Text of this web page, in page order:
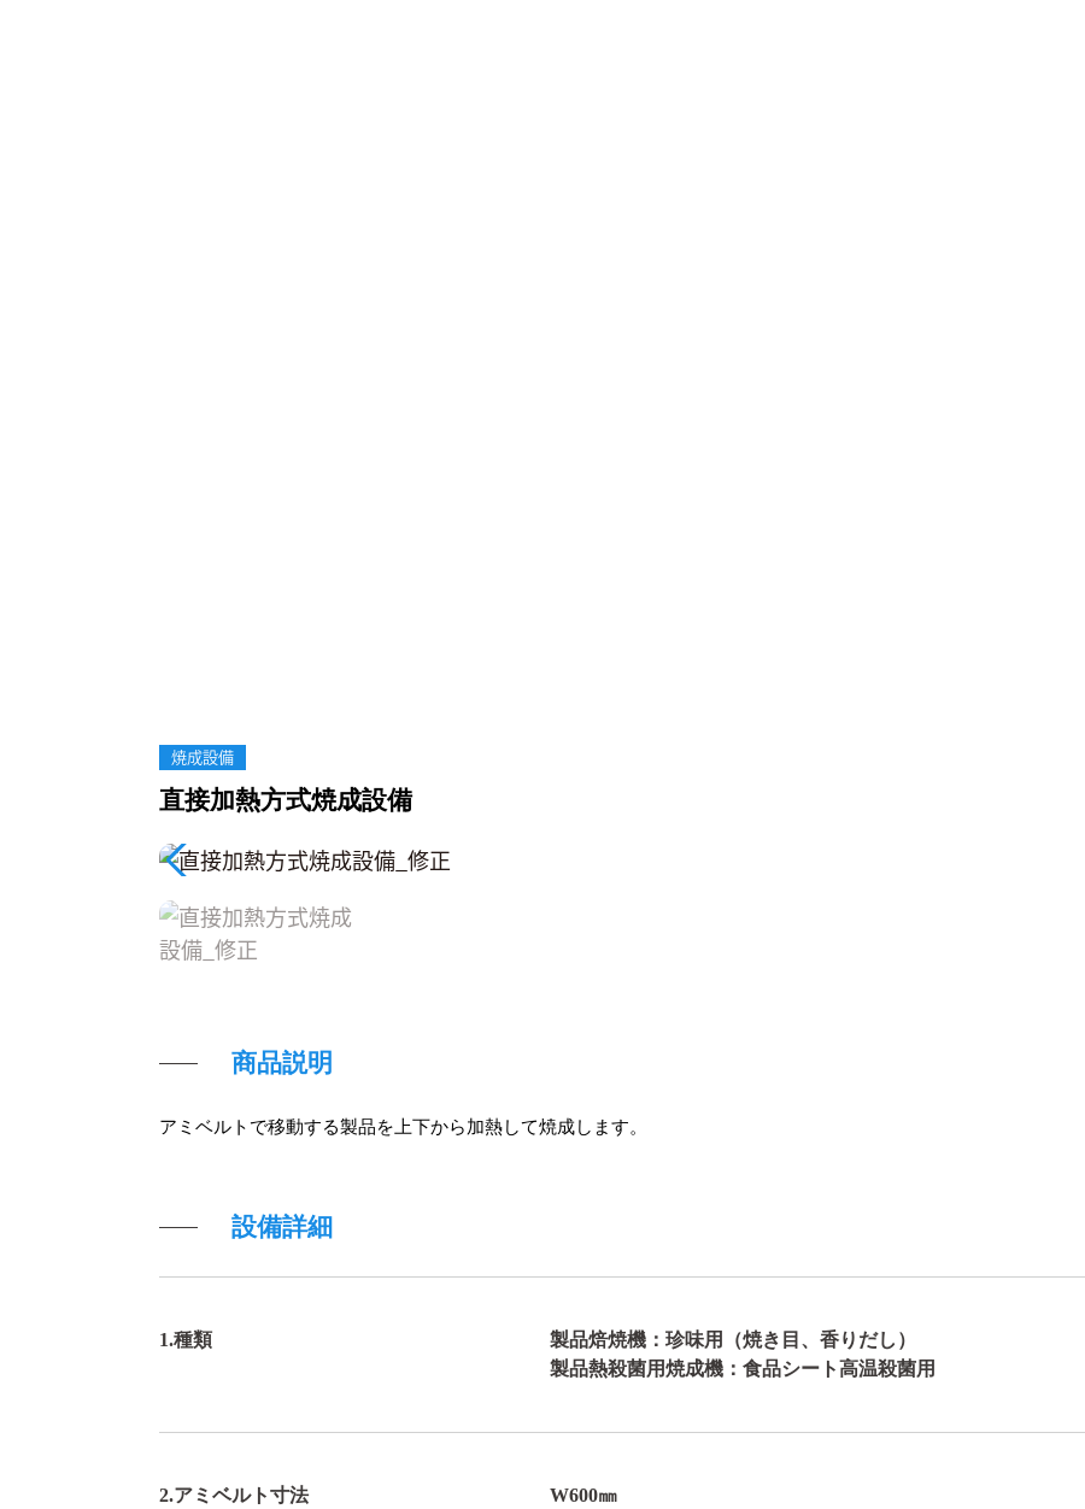
焼成設備
直接加熱方式焼成設備
商品説明
アミベルトで移動する製品を上下から加熱して焼成します。
設備詳細
1.種類
製品焙焼機：珍味用（焼き目、香りだし）
製品熱殺菌用焼成機：食品シート高温殺菌用
2.アミベルト寸法
W600㎜